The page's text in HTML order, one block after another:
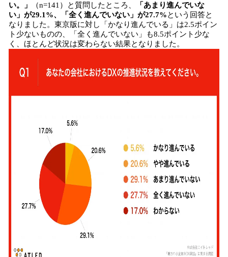
い。」
（n=141）と質問したところ、
「あまり進んでいな
い」が29.1%、「全く進んでいない」が27.7%という回答と
なりました。東京版に対し「かなり進んでいる」は2.5ポイン
ト少ないものの、「全く進んでいない」も8.5ポイント少な
く、ほとんど状況は変わらない結果となりました。